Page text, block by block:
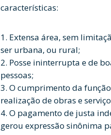
características:
Extensa área, sem
ser urbana, ou rural;
Posse ininterrupta e de
pessoas;
O cumprimento da
realização de obras e
O pagamento de justa
gerou expressão sinônima